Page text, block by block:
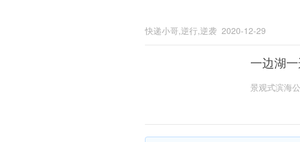
快递小哥,逆行,逆袭 2020-12-29
一边湖
景观式滨海